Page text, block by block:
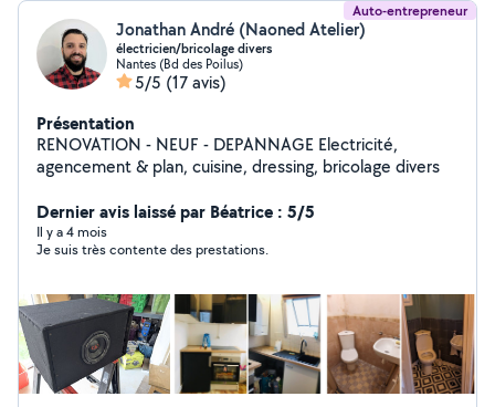
Auto-entrepreneur
Jonathan André (Naoned Atelier)
électricien/bricolage divers
Nantes (Bd des Poilus)
5/5 (17 avis)
Présentation
RENOVATION - NEUF - DEPANNAGE Electricité,
agencement & plan, cuisine, dressing, bricolage divers
Dernier avis laissé par Béatrice : 5/5
Il y a 4 mois
Je suis très contente des prestations.